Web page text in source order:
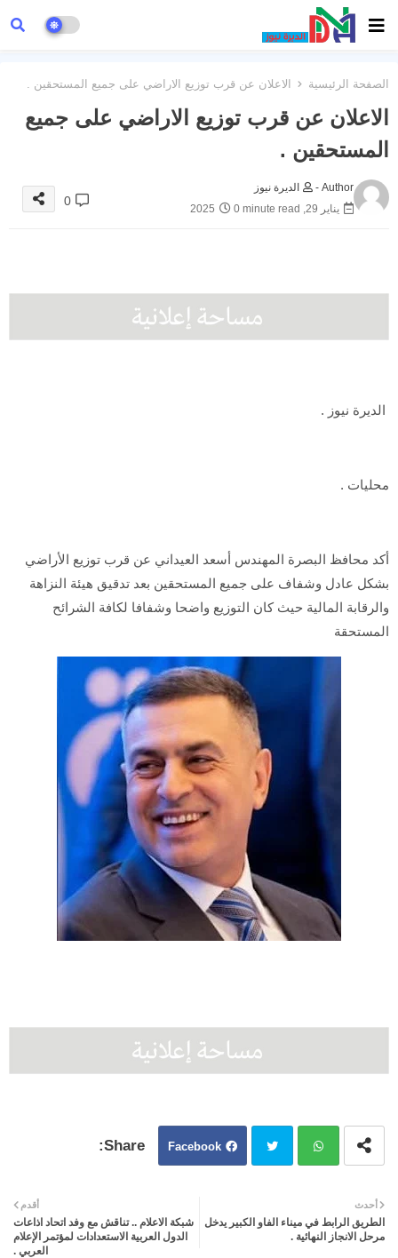
الصفحة الرئيسية الاعلان عن قرب توزيع الاراضي على جميع المستحقين .
الاعلان عن قرب توزيع الاراضي على جميع
المستحقين .
Author -
الديرة نيوز
يناير 29, 2025
0 minute read
0
الديرة نيوز .
محليات .
أكد محافظ البصرة المهندس أسعد العيداني عن قرب توزيع الأراضي
بشكل عادل وشفاف على جميع المستحقين بعد تدقيق هيئة النزاهة
والرقابة المالية حيث كان التوزيع واضحا وشفافا لكافة الشرائح
المستحقة
Facebook
ter atsa
أحدث
الطريق الرابط في ميناء الفاو الكبير يدخل
مرحل الانجاز النهائية .
أقدم
شبكة الاعلام .. تناقش مع وفد اتحاد اذاعات
الدول العربية الاستعدادات لمؤتمر الإعلام
العربي .